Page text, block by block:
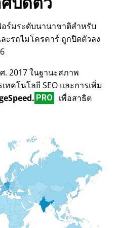
ร์มระดับนานาชาติสำหรับ
ะรถไมโครคาร์ ถูกปิดตัวลง
. 2017 ในฐานะสภาพ
คโนโลยี SEO และการเพิ่ม
PRO
เพื่อสาธิต